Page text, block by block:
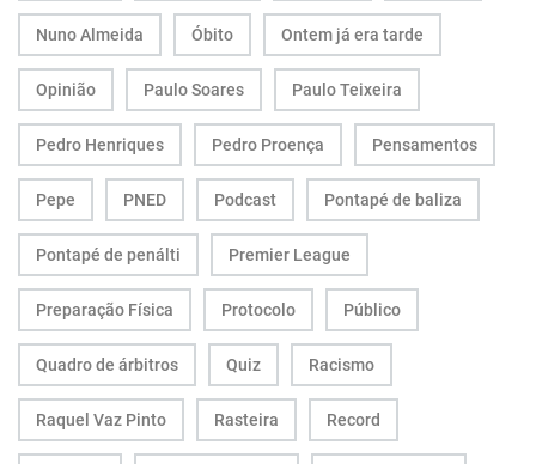
Nuno Almeida Óbito Ontem já era tarde
Opinião Paulo Soares Paulo Teixeira
Pedro Henriques Pedro Proença Pensamentos
Pepe PNED Podcast Pontapé de baliza
Pontapé de penálti Premier League
Preparação Física Protocolo Público
Quadro de árbitros Quiz Racismo
Raquel Vaz Pinto Rasteira Record